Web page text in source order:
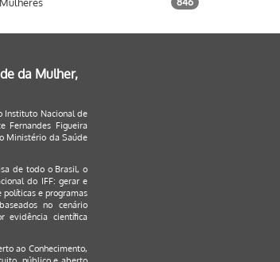
da Mulher,
Instituto Nacional de
Fernandes Figueira
Ministério da Saúde
de todo o Brasil, o
do IFF: gerar e
e programas
no cenário
evidência científica
ao Conhecimento,